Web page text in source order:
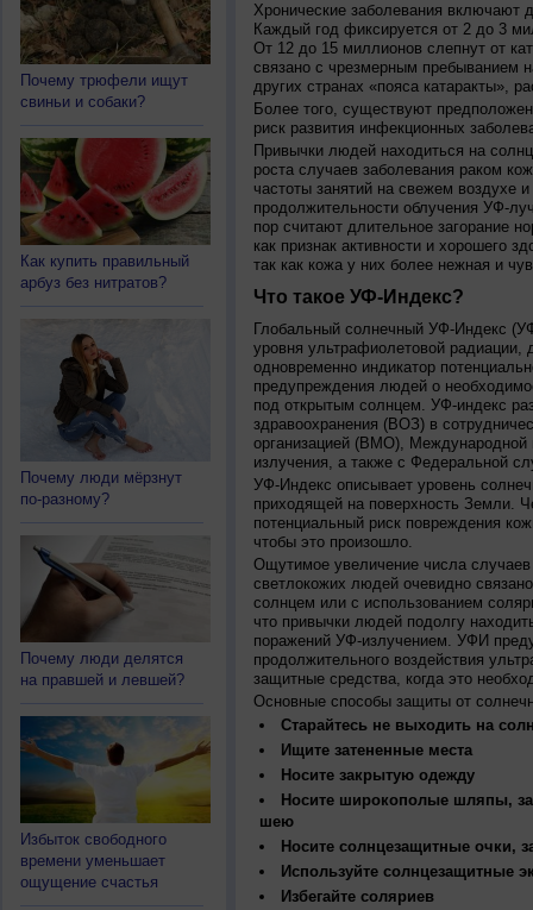
Почему трюфели ищут
свиньи и собаки?
Как купить правильный
арбуз без нитратов?
Почему люди мёрзнут
по-разному?
Почему люди делятся
на правшей и левшей?
Избыток свободного
времени уменьшает
ощущение счастья
Хронические заболевания включают
Каждый год фиксируется от 2 до 3
От 12 до 15 миллионов слепнут от
связано с чрезмерным пребыванием
других странах «пояса катаракты»,
Более того, существуют
риск развития инфекционных
Привычки людей находиться на
роста случаев заболевания раком
частоты занятий на свежем воздухе
продолжительности облучения УФ-
пор считают длительное загорание
как признак активности и хорошего
так как кожа у них более нежная и
Что такое УФ-Индекс?
Глобальный солнечный УФ-Индекс
уровня ультрафиолетовой
одновременно индикатор
предупреждения людей о
под открытым солнцем. УФ-индекс
здравоохранения (ВОЗ) в
организацией (ВМО), Международной
излучения, а также с Федеральной
УФ-Индекс описывает уровень
приходящей на поверхность Земли.
потенциальный риск повреждения
чтобы это произошло.
Ощутимое увеличение числа
светлокожих людей очевидно
солнцем или с использованием
что привычки людей подолгу
поражений УФ-излучением. УФИ
продолжительного воздействия
защитные средства, когда это
Основные способы защиты от
Старайтесь не выходить на
Ищите затененные места
Носите закрытую одежду
Носите широкополые шляпы,
шею
Носите солнцезащитные очки,
Используйте солнцезащитные
Избегайте соляриев